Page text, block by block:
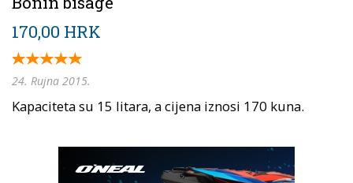
170,00 HRK
24. Rujna 2015.
Kapaciteta su 15 litara, a cijena iznosi 170 kuna.